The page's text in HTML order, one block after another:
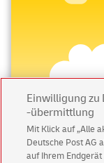
Einwilligung zu
-übermittlung
Mit Klick auf „Alle
Deutsche Post AG
auf Ihrem